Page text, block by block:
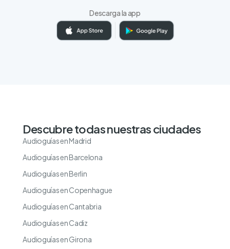
Descarga la app
Descubre todas nuestras ciudades
Audioguías en Madrid
Audioguías en Barcelona
Audioguías en Berlin
Audioguías en Copenhague
Audioguías en Cantabria
Audioguías en Cadiz
Audioguías en Girona